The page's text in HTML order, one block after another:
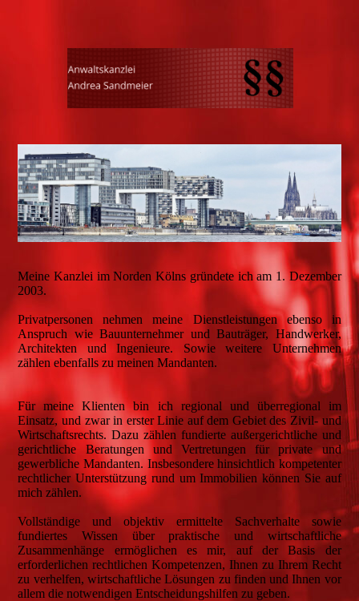
Meine Kanzlei im Norden Kölns gründete ich am 1. Dezember
2003.
Privatpersonen nehmen meine Dienstleistungen ebenso in
Anspruch wie Bauunternehmer und Bauträger, Handwerker,
Architekten und Ingenieure. Sowie weitere Unternehmen
zählen ebenfalls zu meinen Mandanten.
Für meine Klienten bin ich regional und überregional im
Einsatz, und zwar in erster Linie auf dem Gebiet des Zivil- und
Wirtschaftsrechts. Dazu zählen fundierte außergerichtliche und
gerichtliche Beratungen und Vertretungen für private und
gewerbliche Mandanten. Insbesondere hinsichtlich kompetenter
rechtlicher Unterstützung rund um Immobilien können Sie auf
mich zählen.
Vollständige und objektiv ermittelte Sachverhalte sowie
fundiertes Wissen über praktische und wirtschaftliche
Zusammenhänge ermöglichen es mir, auf der Basis der
erforderlichen rechtlichen Kompetenzen, Ihnen zu Ihrem Recht
zu verhelfen, wirtschaftliche Lösungen zu finden und Ihnen vor
allem die notwendigen Entscheidungshilfen zu geben.